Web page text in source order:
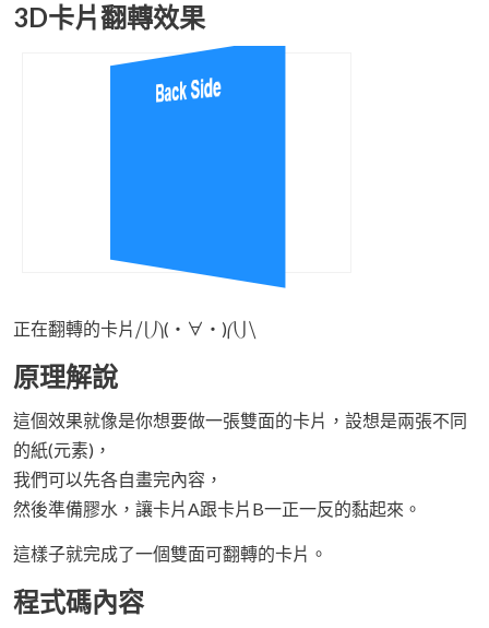
3D卡片翻轉效果
正在翻轉的卡片⧸⎩⎠⎞͏(・∀・)⎛͏⎝⎭⧹
原理解說
這個效果就像是你想要做一張雙面的卡片，設想是兩張不同
的紙(元素)，
我們可以先各自畫完內容，
然後準備膠水，讓卡片A跟卡片B一正一反的黏起來。
這樣子就完成了一個雙面可翻轉的卡片。
程式碼內容